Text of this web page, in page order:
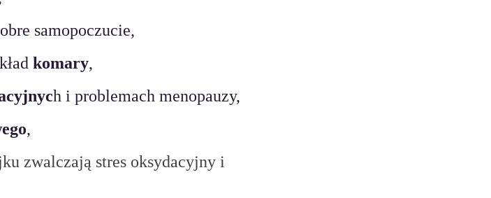
samopoczucie,
komary,
h i problemach menopauzy,
,
zwalczają stres oksydacyjny i